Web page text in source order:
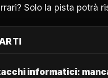
Solo la pista potrà
informatici: